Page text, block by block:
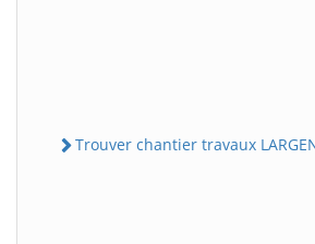
Trouver chantier travaux